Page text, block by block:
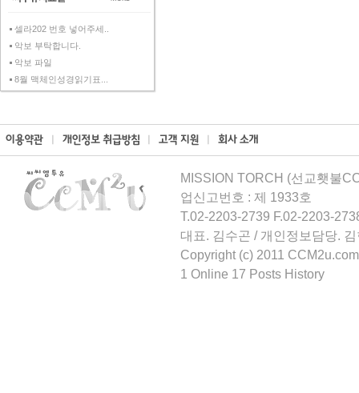
셀라202 번호 넣어주세..
악보 부탁합니다.
악보 파일
8월 맥체인성경읽기표...
MISSION TORCH (선교횃불
업신고번호 : 제 1933호
T.02-2203-2739 F.02-2203-
대표. 김수곤 / 개인정보담당.
Copyright (c) 2011
1 Online 17 Posts History